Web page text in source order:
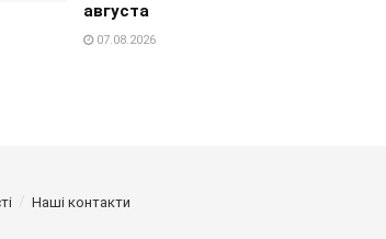
августа
07.08.2026
Наші контакти